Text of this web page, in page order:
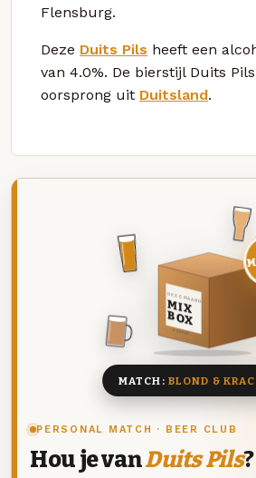
Flensburg.
Deze Duits Pils heeft een
van 4.0%. De bierstijl Duits
oorsprong uit Duitsland.
PERSONAL MATCH · BEER CLUB
Hou je vanDuits Pils?
DEZE MAAND
MIX
BOX
8 BIEREN
MATCH: BLOND &